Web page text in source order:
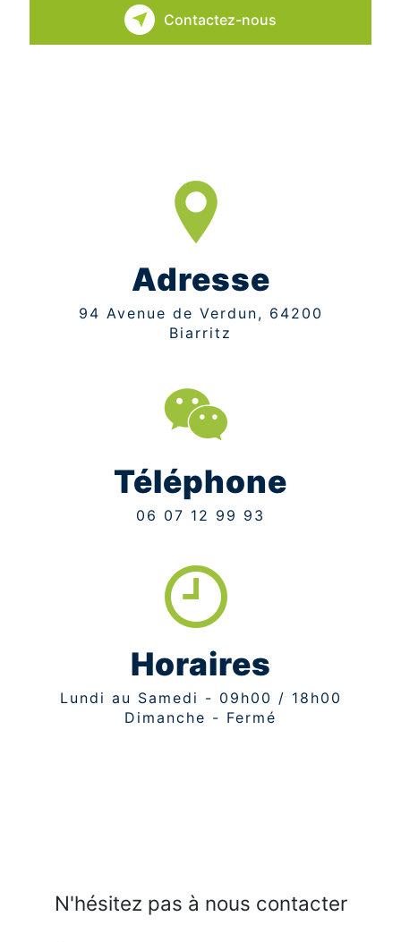
Contactez-nous
Adresse
94 Avenue de Verdun, 64200
Biarritz
Téléphone
06 07 12 99 93
Horaires
Lundi au Samedi - 09h00 / 18h00
Dimanche - Fermé
N'hésitez pas à nous contacter